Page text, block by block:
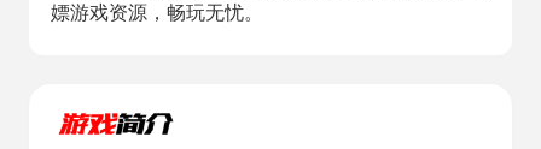
嫖游戏资源，畅玩无忧。